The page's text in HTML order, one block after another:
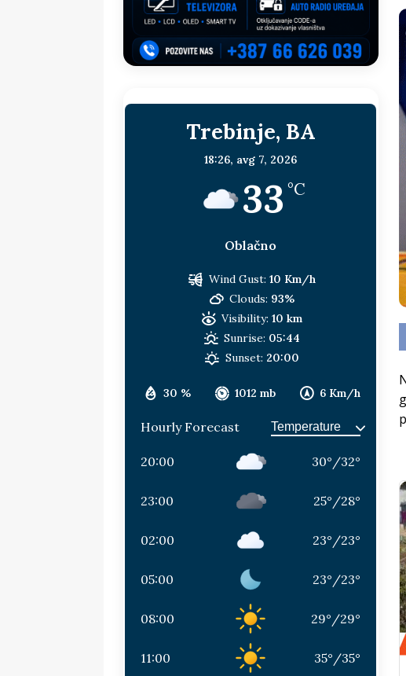
sljedeća meta!? BOSNA I HERCEGOVINA
[ 14. jul 2026. ] Budimiru je jako žao!
Dodik i Vučić nisu u sukobu,
[ 11. jul 2026. ] Ako se povučemo i sve im
HERCEGOVINA
[ 9. jul 2026. ] RTRS-u blokirani svi računi
[ 30. jul 2026. ] Uhapšen bivši gradonačelnik
Trebinje, BA
18:26, avg 7, 2026
33 °C
Oblačno
30 % 1012 mb 6 Km/h
Wind Gust: 10 Km/h
Clouds: 93%
Visibility: 10 km
Sunrise: 05:44
Sunset: 20:00
Hourly Forecast
20:00 30° /32°
23:00 25° /28°
02:00 23° /23°
05:00 23° /23°
08:00 29° /29°
11:00 35° /35°